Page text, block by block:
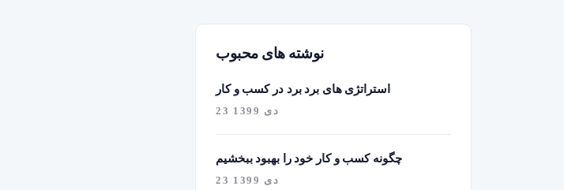
نوشته های محبوب
استراتژی های برد برد در کسب و کار
23 دی 1399
چگونه کسب و کار خود را بهبود ببخشیم
23 دی 1399